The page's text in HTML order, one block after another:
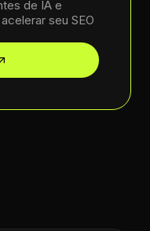
de IA e
seu SEO